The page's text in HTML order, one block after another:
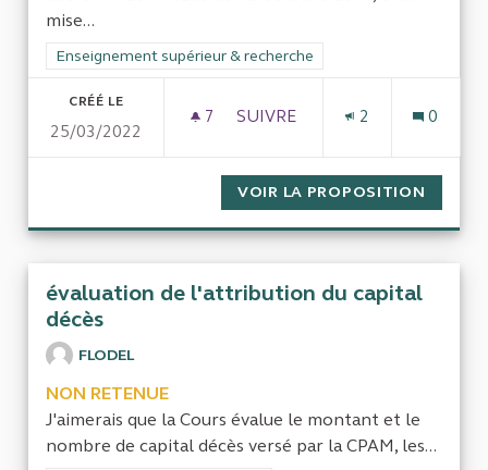
mise...
Filtrer les résultats de la catégorie : Enseignement supérieur
Enseignement supérieur & recherche
CRÉÉ LE
25/03/2022
7 7 ABONNÉS
SUIVRE
2 0
VOIR LA PROPOSITION
évaluation de l'attribution du capital
décès
FLODEL
NON RETENUE
J'aimerais que la Cours évalue le montant et le
nombre de capital décès versé par la CPAM, les...